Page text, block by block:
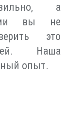
а
вы не
это
Наша
опыт.